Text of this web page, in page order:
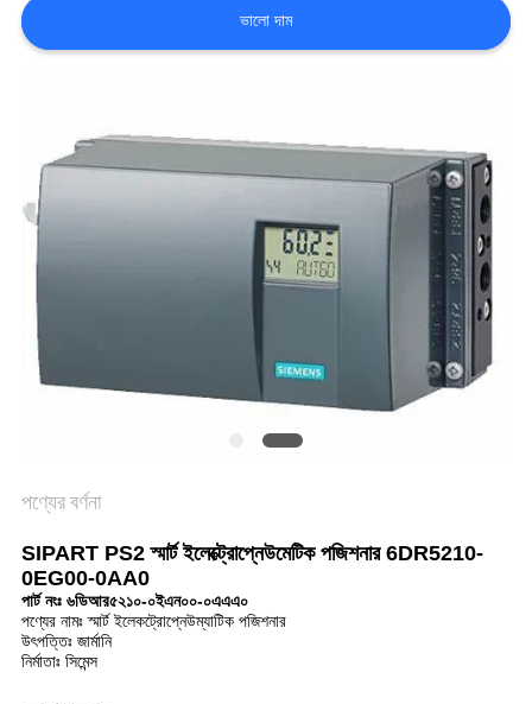
উদ্ধৃতির
আবেদন
সাইট
ম্যাপ
গোপনীয়তা
নীতি
ভালো দাম
পণ্যের বর্ণনা
SIPART PS2 স্মার্ট ইলেক্ট্রোপ্নেউমেটিক পজিশনার 6DR5210-
0EG00-0AA0
পার্ট নংঃ ৬ডিআর৫২১০-০ইএন০০-০এএএ০
পণ্যের নামঃ স্মার্ট ইলেকট্রোপ্নেউম্যাটিক পজিশনার
উৎপত্তিঃ জার্মানি
নির্মাতাঃ সিমেন্স